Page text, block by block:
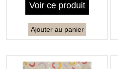
Voir ce produit
Ajouter au panier